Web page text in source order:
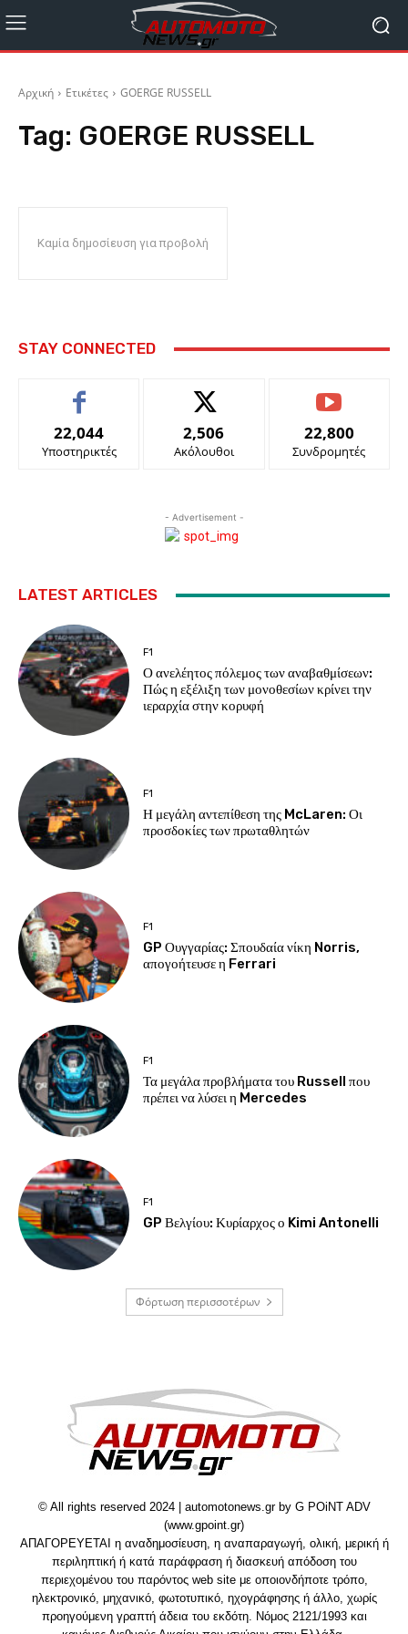
Αρχική Ετικέτες GOERGE RUSSELL
Tag: GOERGE RUSSELL
Καμία δημοσίευση για προβολή
STAY CONNECTED
22,044
Υποστηρικτές
2,506
Ακόλουθοι
22,800
Συνδρομητές
- Advertisement -
LATEST ARTICLES
F1
Ο ανελέητος πόλεμος των αναβαθμίσεων:
Πώς η εξέλιξη των μονοθεσίων κρίνει την
ιεραρχία στην κορυφή
F1
Η μεγάλη αντεπίθεση της McLaren: Οι
προσδοκίες των πρωταθλητών
F1
GP Ουγγαρίας: Σπουδαία νίκη Norris,
απογοήτευσε η Ferrari
F1
Τα μεγάλα προβλήματα του Russell που
πρέπει να λύσει η Mercedes
F1
GP Βελγίου: Κυρίαρχος ο Kimi Antonelli
Φόρτωση περισσοτέρων
© All rights reserved 2024 | automotonews.gr by G POiNT ADV
(www.gpoint.gr)
ΑΠΑΓΟΡΕΥΕΤΑΙ η αναδημοσίευση, η αναπαραγωγή, ολική, μερική ή
περιληπτική ή κατά παράφραση ή διασκευή απόδοση του
περιεχομένου του παρόντος web site με οποιονδήποτε τρόπο,
ηλεκτρονικό, μηχανικό, φωτοτυπικό, ηχογράφησης ή άλλο, χωρίς
προηγούμενη γραπτή άδεια του εκδότη. Νόμος 2121/1993 και